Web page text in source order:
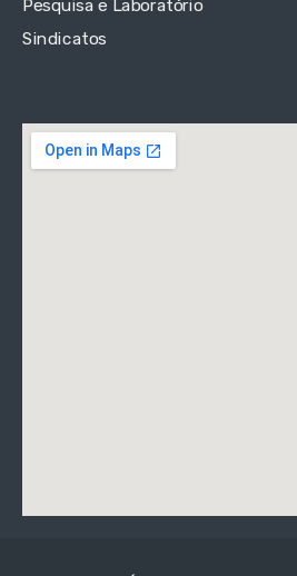
Pesquisa e Laboratório
Sindicatos